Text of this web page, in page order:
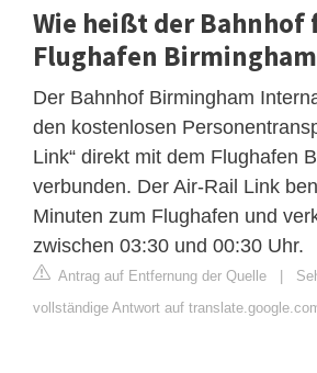
Wie heißt der Bahnhof
Flughafen
Der Bahnhof Birmingham
den kostenlosen
Link“ direkt mit dem Flughafen
verbunden. Der Air-Rail Link
Minuten zum Flughafen und
zwischen 03:30 und 00:30 Uhr.
Antrag auf Entfernung der Quelle |
vollständige Antwort auf